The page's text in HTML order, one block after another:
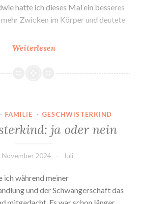
hatte ich dieses Mal ein besseres
Zwicken im Körper und deutete
Weiterlesen1.
Zyklus:
· FAMILIE · GESCHWISTERKIND
ja oder nein
November 2024 Juli
ich während meiner
und der Schwangerschaft das